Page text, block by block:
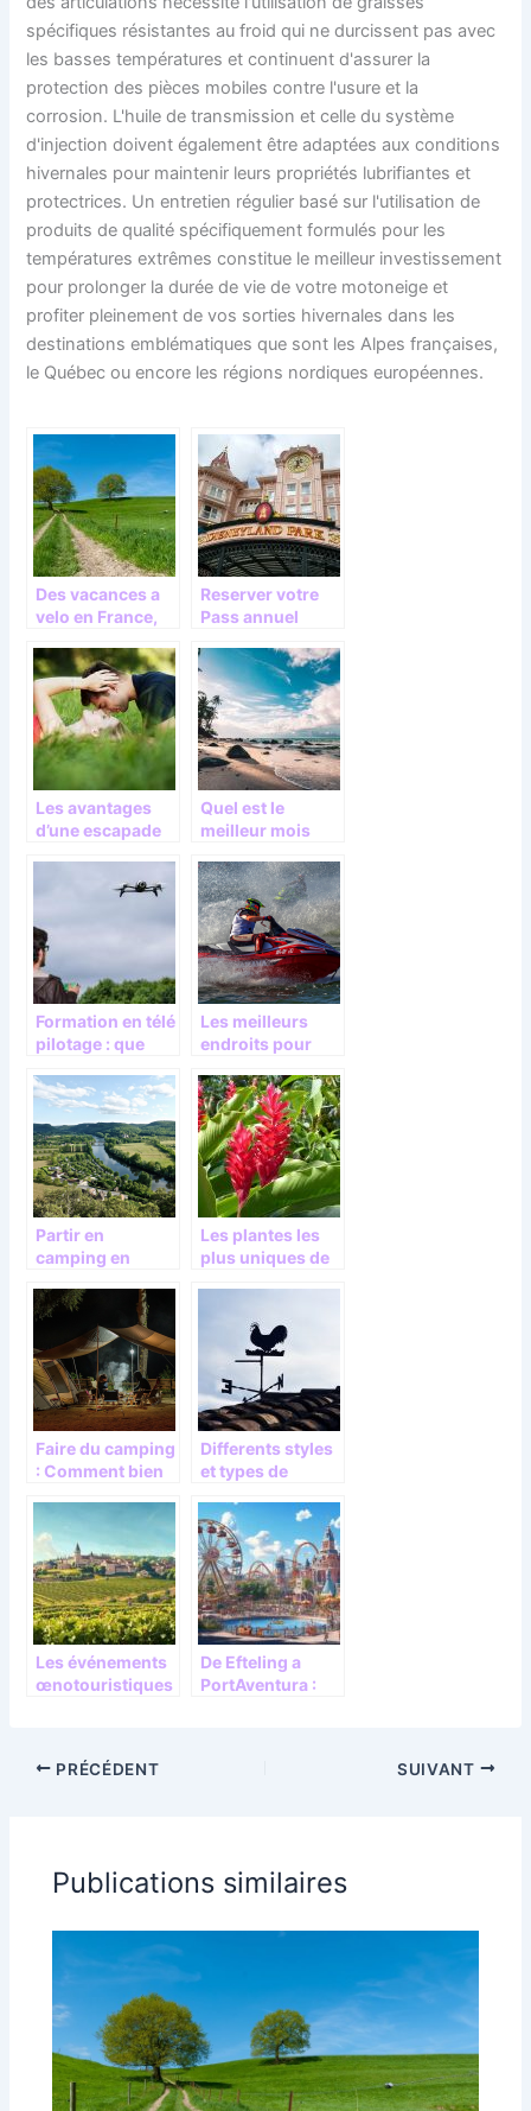
spécifiques résistantes au froid qui ne durcissent pas avec
les basses températures et continuent d'assurer la
protection des pièces mobiles contre l'usure et la
corrosion. L'huile de transmission et celle du système
d'injection doivent également être adaptées aux conditions
hivernales pour maintenir leurs propriétés lubrifiantes et
protectrices. Un entretien régulier basé sur l'utilisation de
produits de qualité spécifiquement formulés pour les
températures extrêmes constitue le meilleur investissement
pour prolonger la durée de vie de votre motoneige et
profiter pleinement de vos sorties hivernales dans les
destinations emblématiques que sont les Alpes françaises,
le Québec ou encore les régions nordiques européennes.
Des vacances a
velo en France,
pourquoi pas ?
Reserver votre
Pass annuel
un sejour reussi
Les avantages
d’une escapade
Quel est le
meilleur mois
l’ile Maurice ?
Formation en télé
pilotage : que
Les meilleurs
endroits pour
jetski.
Partir en
camping en
conseils.
Les plantes les
plus uniques de
Faire du camping
: Comment bien
emplacement ?
Differents styles
et types de
jardin
Les événements
œnotouristiques
De Efteling a
PortAventura :
PRÉCÉDENT SUIVANT
Publications similaires